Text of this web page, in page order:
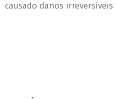
causado danos irreversíveis